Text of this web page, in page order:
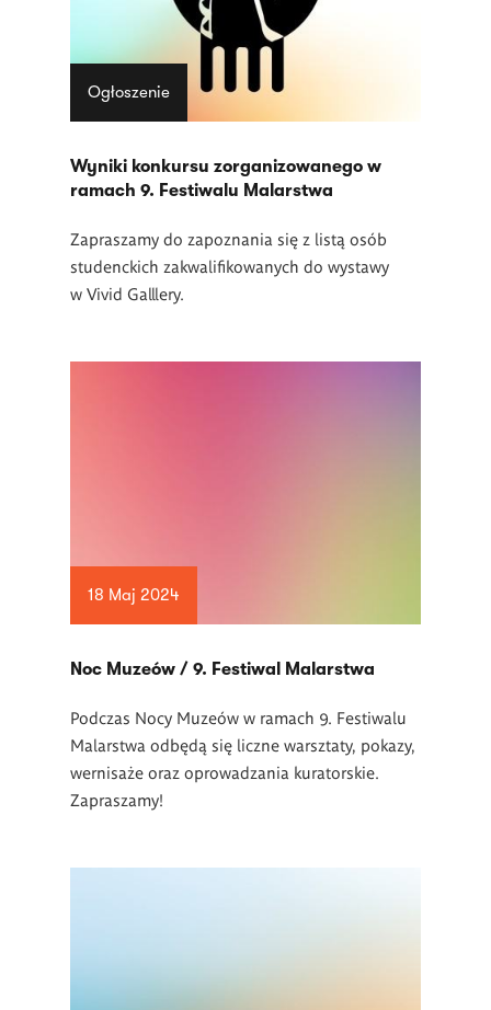
Ogłoszenie
Wyniki konkursu zorganizowanego w
ramach 9. Festiwalu Malarstwa
Zapraszamy do zapoznania się z listą osób
studenckich zakwalifikowanych do wystawy
w Vivid Galllery.
18 Maj 2024
Noc Muzeów / 9. Festiwal Malarstwa
Podczas Nocy Muzeów w ramach 9. Festiwalu
Malarstwa odbędą się liczne warsztaty, pokazy,
wernisaże oraz oprowadzania kuratorskie.
Zapraszamy!